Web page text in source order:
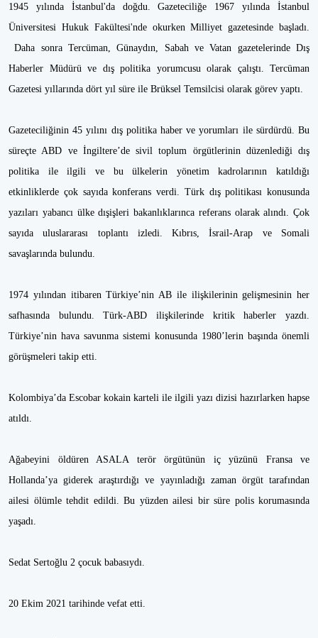
1945 yılında İstanbul'da doğdu. Gazeteciliğe 1967 yılında İstanbul
Üniversitesi Hukuk Fakültesi'nde okurken Milliyet gazetesinde başladı.
Daha sonra Tercüman, Günaydın, Sabah ve Vatan gazetelerinde Dış
Haberler Müdürü ve dış politika yorumcusu olarak çalıştı. Tercüman
Gazetesi yıllarında dört yıl süre ile Brüksel Temsilcisi olarak görev yaptı.
Gazeteciliğinin 45 yılını dış politika haber ve yorumları ile sürdürdü. Bu
süreçte ABD ve İngiltere’de sivil toplum örgütlerinin düzenlediği dış
politika ile ilgili ve bu ülkelerin yönetim kadrolarının katıldığı
etkinliklerde çok sayıda konferans verdi. Türk dış politikası konusunda
yazıları yabancı ülke dışişleri bakanlıklarınca referans olarak alındı. Çok
sayıda uluslararası toplantı izledi. Kıbrıs, İsrail-Arap ve Somali
savaşlarında bulundu.
1974 yılından itibaren Türkiye’nin AB ile ilişkilerinin gelişmesinin her
safhasında bulundu. Türk-ABD ilişkilerinde kritik haberler yazdı.
Türkiye’nin hava savunma sistemi konusunda 1980’lerin başında önemli
görüşmeleri takip etti.
Kolombiya’da Escobar kokain karteli ile ilgili yazı dizisi hazırlarken hapse
atıldı.
Ağabeyini öldüren ASALA terör örgütünün iç yüzünü Fransa ve
Hollanda’ya giderek araştırdığı ve yayınladığı zaman örgüt tarafından
ailesi ölümle tehdit edildi. Bu yüzden ailesi bir süre polis korumasında
yaşadı.
Sedat Sertoğlu 2 çocuk babasıydı.
20 Ekim 2021 tarihinde vefat etti.